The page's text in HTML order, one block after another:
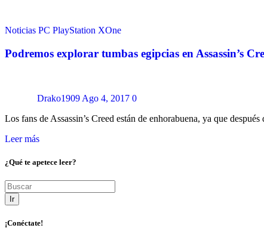
Noticias PC PlayStation XOne
Podremos explorar tumbas egipcias en Assassin’s
Drako1909 Ago 4, 2017 0
Los fans de Assassin’s Creed están de enhorabuena, ya que
Leer más
¿Qué te apetece leer?
Ir
¡Conéctate!